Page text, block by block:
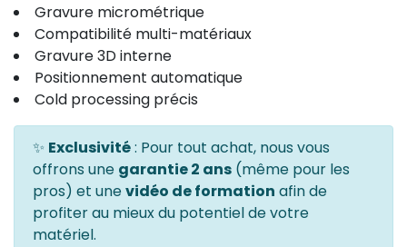
Gravure micrométrique
Compatibilité multi-matériaux
Gravure 3D interne
Positionnement automatique
Cold processing précis
✨ Exclusivité: Pour tout achat, nous vous
offrons une garantie 2 ans (même pour les
pros) et unevidéo de formation afin de
profiter au mieux du potentiel de votre
matériel.